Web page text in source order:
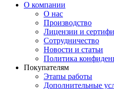
О компании
О нас
Производство
Лицензии и
Сотрудничество
Новости и статьи
Политика
Покупателям
Этапы работы
Дополнительные